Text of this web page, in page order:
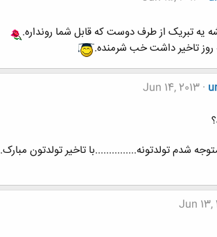
تبریک از طرف دوست که قابل شما رونداره.
روز تاخیر داشت خب شرمنده.
Jun 14, 2013
شدم تولدتونه...............با تاخیر تولدتون مبارک.
Jun 13,